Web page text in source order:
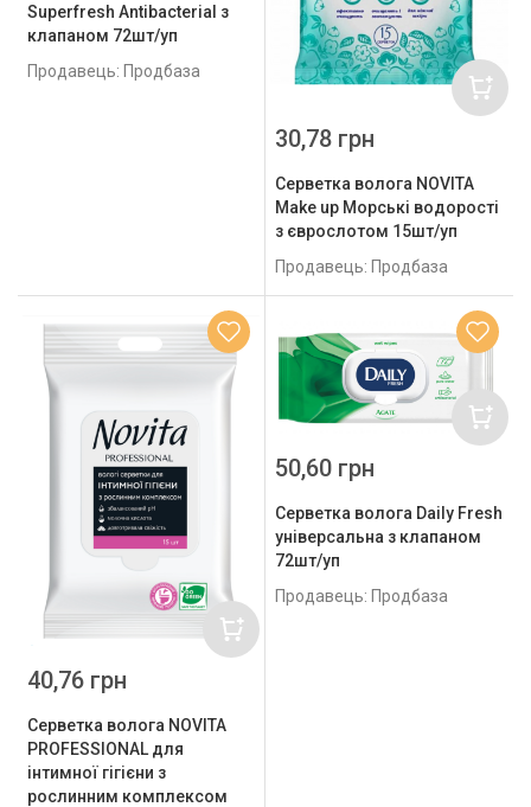
Superfresh Antibacterial з
клапаном 72шт/уп
Продавець: Продбаза
Серветка волога NOVITA
Make up Морськi водоростi
з єврослотом 15шт/уп
Продавець: Продбаза
30,78 грн
Серветка волога NOVITA
PROFESSIONAL для
інтимної гігієни з
рослинним комплексом
40,76 грн
Серветка волога Daily Fresh
універсальна з клапаном
72шт/уп
Продавець: Продбаза
50,60 грн